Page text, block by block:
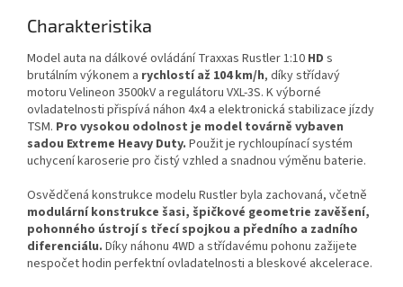
Charakteristika
Model auta na dálkové ovládání Traxxas Rustler 1:10 HD s
brutálním výkonem a rychlostí až 104 km/h, díky střídavý
motoru Velineon 3500kV a regulátoru VXL-3S. K výborné
ovladatelnosti přispívá náhon 4x4 a elektronická stabilizace jízdy
TSM. Pro vysokou odolnost je model továrně vybaven
sadou Extreme Heavy Duty. Použit je rychloupínací systém
uchycení karoserie pro čistý vzhled a snadnou výměnu baterie.
Osvědčená konstrukce modelu Rustler byla zachovaná, včetně
modulární konstrukce šasi, špičkové geometrie zavěšení,
pohonného ústrojí s třecí spojkou a předního a zadního
diferenciálu. Díky náhonu 4WD a střídavému pohonu zažijete
nespočet hodin perfektní ovladatelnosti a bleskové akcelerace.